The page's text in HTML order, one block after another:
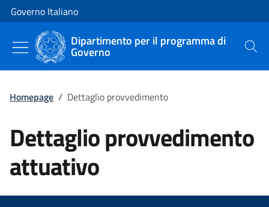
Vai al contenuto
Vai alla navigazione del sito
Governo Italiano
Dipartimento per il programma di
Governo Cerca
Homepage / Dettaglio provvedimento
Dettaglio provvedimento
attuativo